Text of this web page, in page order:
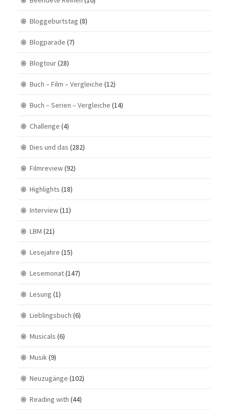
Bloggeburtstag (8)
Blogparade (7)
Blogtour(28)
Buch – Film – Vergleiche (12)
Buch – Serien – Vergleiche (14)
Challenge (4)
Dies und das (282)
Filmreview(92)
Highlights (18)
Interview(11)
LBM (21)
Lesejahre (15)
Lesemonat(147)
Lesung (1)
Lieblingsbuch (6)
Musicals (6)
Musik(9)
Neuzugänge (102)
Reading with (44)